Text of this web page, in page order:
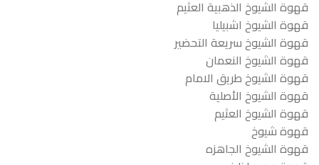
قهوة الشيوخ الذهبية العثيم
قهوة الشيوخ اشبيليا
قهوة الشيوخ سريعة التحضير
قهوة الشيوخ النعمان
قهوة الشيوخ طريق الامام
قهوة الشيوخ الأصلية
قهوة الشيوخ العثيم
قهوة شيوخ
قهوة الشيوخ الجاهزه